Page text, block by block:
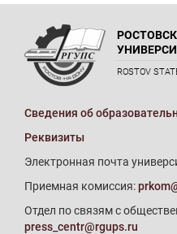
ROSTOV
Сведения об
Реквизиты
Электронная почта
Приемная комиссия:
Отдел по связям с
press_centr@rgups.ru